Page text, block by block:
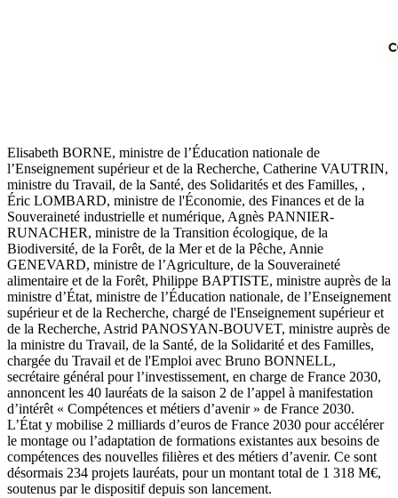
Elisabeth BORNE, ministre de l’Éducation nationale de
l’Enseignement supérieur et de la Recherche, Catherine VAUTRIN,
ministre du Travail, de la Santé, des Solidarités et des Familles, ,
Éric LOMBARD, ministre de l'Économie, des Finances et de la
Souveraineté industrielle et numérique, Agnès PANNIER-
RUNACHER, ministre de la Transition écologique, de la
Biodiversité, de la Forêt, de la Mer et de la Pêche, Annie
GENEVARD, ministre de l’Agriculture, de la Souveraineté
alimentaire et de la Forêt, Philippe BAPTISTE, ministre auprès de la
ministre d’État, ministre de l’Éducation nationale, de l’Enseignement
supérieur et de la Recherche, chargé de l'Enseignement supérieur et
de la Recherche, Astrid PANOSYAN-BOUVET, ministre auprès de
la ministre du Travail, de la Santé, de la Solidarité et des Familles,
chargée du Travail et de l'Emploi avec Bruno BONNELL,
secrétaire général pour l’investissement, en charge de France 2030,
annoncent les 40 lauréats de la saison 2 de l’appel à manifestation
d’intérêt « Compétences et métiers d’avenir » de France 2030.
L’État y mobilise 2 milliards d’euros de France 2030 pour accélérer
le montage ou l’adaptation de formations existantes aux besoins de
compétences des nouvelles filières et des métiers d’avenir. Ce sont
désormais 234 projets lauréats, pour un montant total de 1 318 M€,
soutenus par le dispositif depuis son lancement.